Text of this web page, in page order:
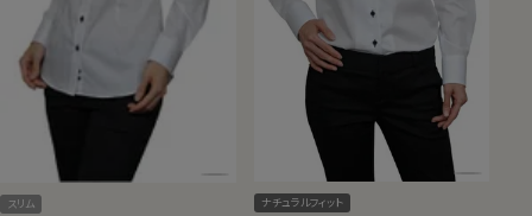
スリム ナチュラルフィット